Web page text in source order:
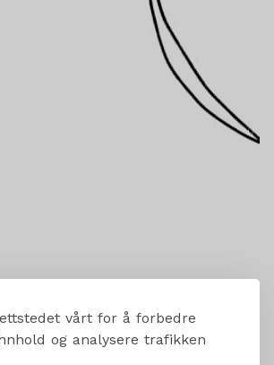
vårt for å forbedre
og analysere trafikken